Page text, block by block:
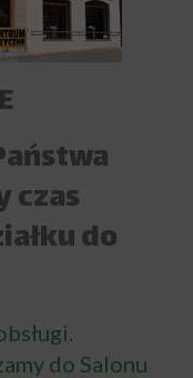
czas
do
do Salonu